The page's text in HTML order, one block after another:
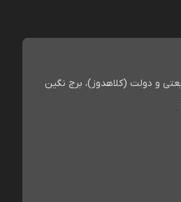
و دولت (کلاهدوز)، برج نگین